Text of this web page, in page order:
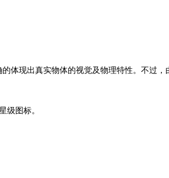
体现出真实物体的视觉及物理特性。不过
级图标。